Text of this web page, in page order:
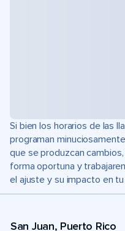
Si bien los horarios de las
programan
que se produzcan
forma oportuna y
el ajuste y su impacto en
San Juan, Puerto Rico